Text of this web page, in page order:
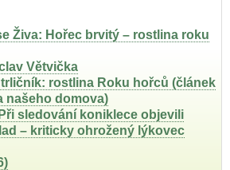
Živa: Hořec brvitý – rostlina roku
Větvička
rostlina Roku hořců (článek
našeho domova)
sledování koniklece objevili
– kriticky ohrožený lýkovec